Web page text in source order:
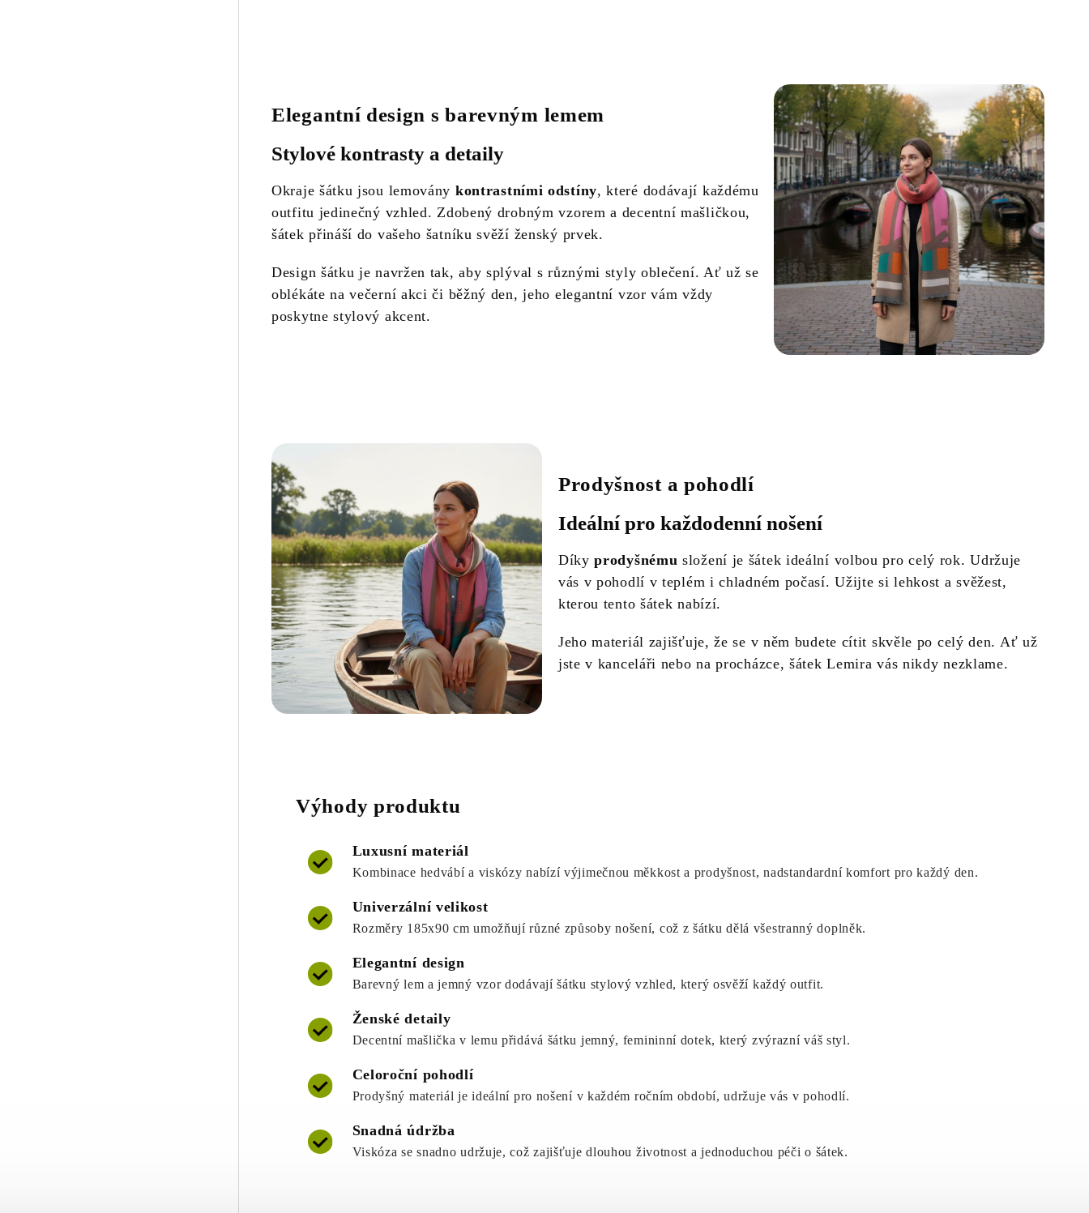
Elegantní design s barevným lemem
Stylové kontrasty a detaily
Okraje šátku jsou lemovány kontrastními odstíny, které dodávají každému
outfitu jedinečný vzhled. Zdobený drobným vzorem a decentní mašličkou,
šátek přináší do vašeho šatníku svěží ženský prvek.
Design šátku je navržen tak, aby splýval s různými styly oblečení. Ať už se
oblékáte na večerní akci či běžný den, jeho elegantní vzor vám vždy
poskytne stylový akcent.
Prodyšnost a pohodlí
Ideální pro každodenní nošení
Díkyprodyšnému složení je šátek ideální volbou pro celý rok. Udržuje
vás v pohodlí v teplém i chladném počasí. Užijte si lehkost a svěžest,
kterou tento šátek nabízí.
Jeho materiál zajišťuje, že se v něm budete cítit skvěle po celý den. Ať už
jste v kanceláři nebo na procházce, šátek Lemira vás nikdy nezklame.
Výhody produktu
Luxusní materiál
Kombinace hedvábí a viskózy nabízí výjimečnou měkkost a prodyšnost, nadstandardní komfort pro každý den.
Univerzální velikost
Rozměry 185x90 cm umožňují různé způsoby nošení, což z šátku dělá všestranný doplněk.
Elegantní design
Barevný lem a jemný vzor dodávají šátku stylový vzhled, který osvěží každý outfit.
Ženské detaily
Decentní mašlička v lemu přidává šátku jemný, femininní dotek, který zvýrazní váš styl.
Celoroční pohodlí
Prodyšný materiál je ideální pro nošení v každém ročním období, udržuje vás v pohodlí.
Snadná údržba
Viskóza se snadno udržuje, což zajišťuje dlouhou životnost a jednoduchou péči o šátek.